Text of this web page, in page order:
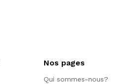
Nos pages
Qui sommes-nous?